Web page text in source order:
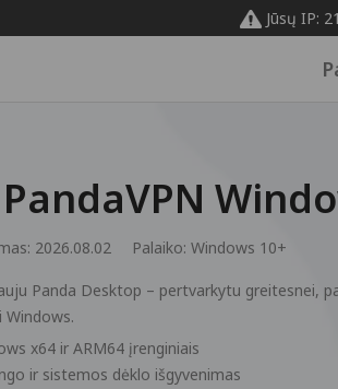
Jūsų IP:
2026.08.02 Palaiko: Windows 10+
Panda Desktop – pertvarkytu greitesnei,
Windows.
x64 ir ARM64 įrenginiais
ir sistemos dėklo išgyvenimas